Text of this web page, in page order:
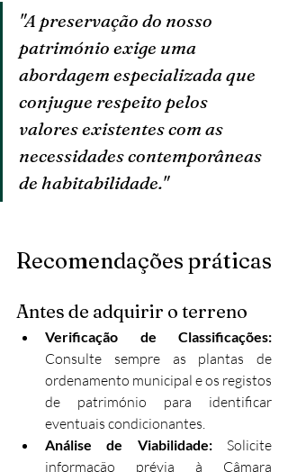
"A preservação do nosso
património exige uma
abordagem especializada que
conjugue respeito pelos
valores existentes com as
necessidades contemporâneas
de habitabilidade."
Recomendações práticas
Antes de adquirir o terreno
Consulte sempre as plantas de
ordenamento municipal e os registos
de património para identificar
eventuais condicionantes.
Análise de Viabilidade: Solicite
informação prévia à Câmara